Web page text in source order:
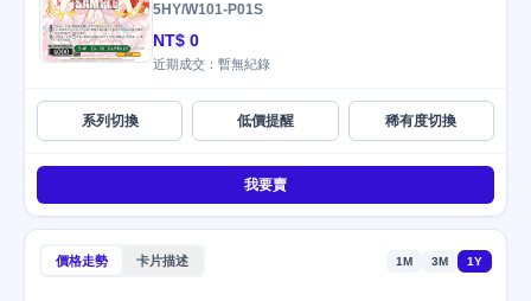
5HY/W101-P01S
NT$ 0
近期成交：暫無紀錄
系列切換 低價提醒 稀有度切換
我要賣
價格走勢 卡片描述 1M 3M 1Y